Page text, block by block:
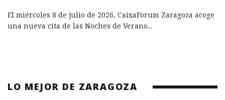
El miércoles 8 de julio de 2026, CaixaForum Zaragoza acoge
una nueva cita de las Noches de Verano...
LO MEJOR DE ZARAGOZA